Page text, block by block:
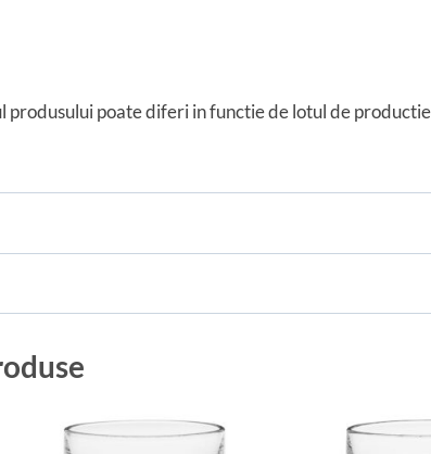
produsului poate diferi in functie de lotul de